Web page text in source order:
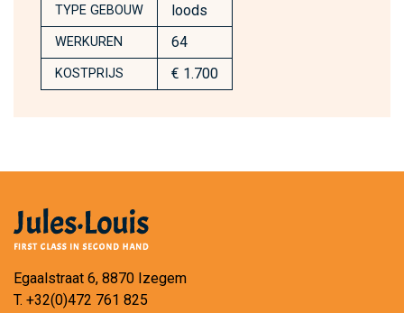
TYPE GEBOUW loods
WERKUREN 64
KOSTPRIJS € 1.700
Egaalstraat 6, 8870 Izegem
T. +32(0)472 761 825